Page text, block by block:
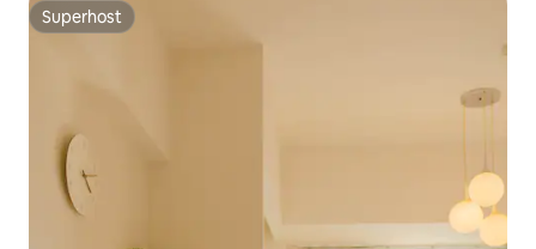
Superhost
Superhost